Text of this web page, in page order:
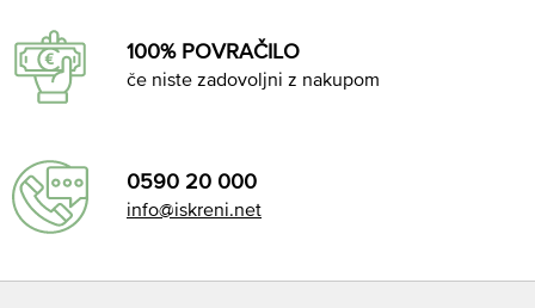
100% POVRAČILO
če niste zadovoljni z nakupom
0590 20 000
info@iskreni.net